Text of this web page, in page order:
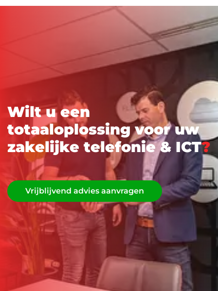
Wilt u een
totaaloplossing voor uw
zakelijke telefonie & ICT?
Vrijblijvend advies aanvragen
Vrijblijvend advies aanvragen